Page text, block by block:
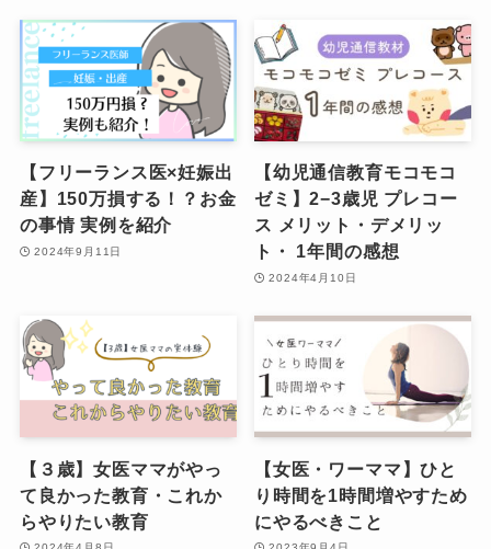
【フリーランス医×妊娠出
産】150万損する！？お金
の事情 実例を紹介
2024年9月11日
【幼児通信教育モコモコ
ゼミ】2−3歳児 プレコー
ス メリット・デメリッ
ト・ 1年間の感想
2024年4月10日
【３歳】女医ママがやっ
て良かった教育・これか
らやりたい教育
【女医・ワーママ】ひと
り時間を1時間増やすため
にやるべきこと